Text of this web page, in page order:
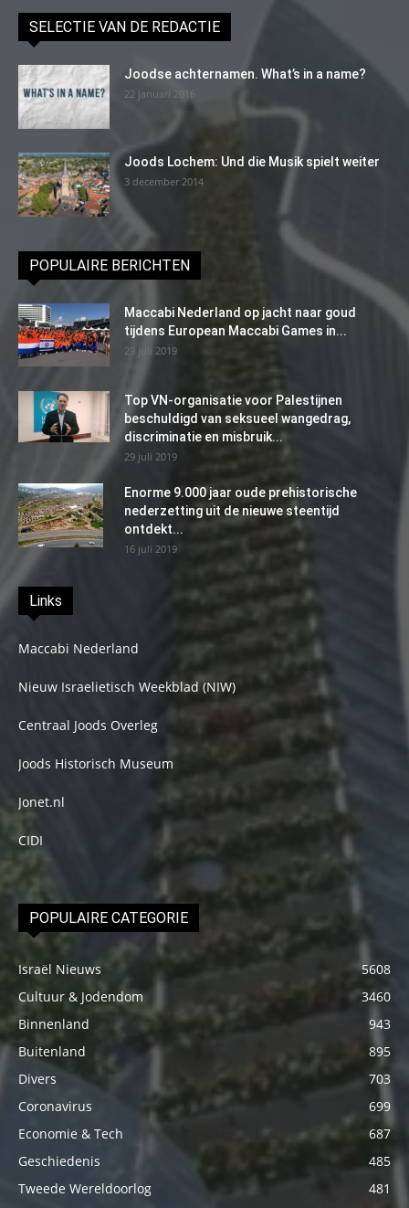
SELECTIE VAN DE REDACTIE
Joodse achternamen. What’s in a name?
22 januari 2016
Joods Lochem: Und die Musik spielt weiter
3 december 2014
POPULAIRE BERICHTEN
Maccabi Nederland op jacht naar goud
tijdens European Maccabi Games in...
29 juli 2019
Top VN-organisatie voor Palestijnen
beschuldigd van seksueel wangedrag,
discriminatie en misbruik...
29 juli 2019
Enorme 9.000 jaar oude prehistorische
nederzetting uit de nieuwe steentijd
ontdekt...
16 juli 2019
Links
Maccabi Nederland
Nieuw Israelietisch Weekblad (NIW)
Centraal Joods Overleg
Joods Historisch Museum
Jonet.nl
CIDI
POPULAIRE CATEGORIE
Israël Nieuws
5608
Cultuur & Jodendom
3460
Binnenland
943
Buitenland
895
Divers
703
Coronavirus
699
Economie & Tech
687
Geschiedenis
485
Tweede Wereldoorlog
481